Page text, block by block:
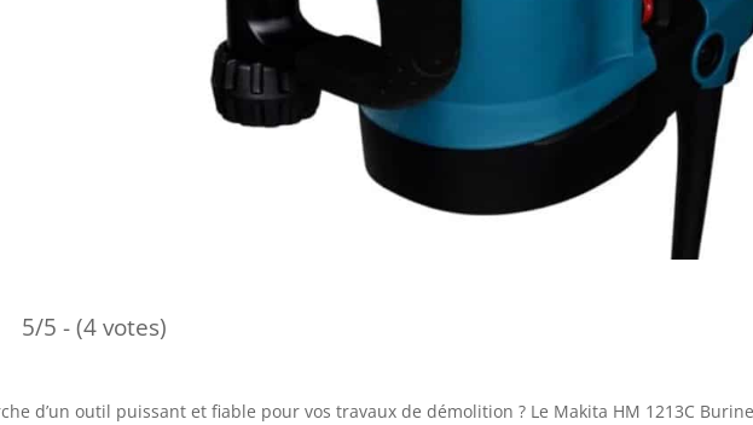
5/5 - (4 votes)
d’un outil puissant et fiable pour vos travaux de démolition ? Le Makita HM 1213C